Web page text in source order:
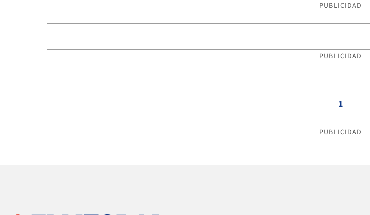
PUBLICIDAD
PUBLICIDAD
1
PUBLICIDAD